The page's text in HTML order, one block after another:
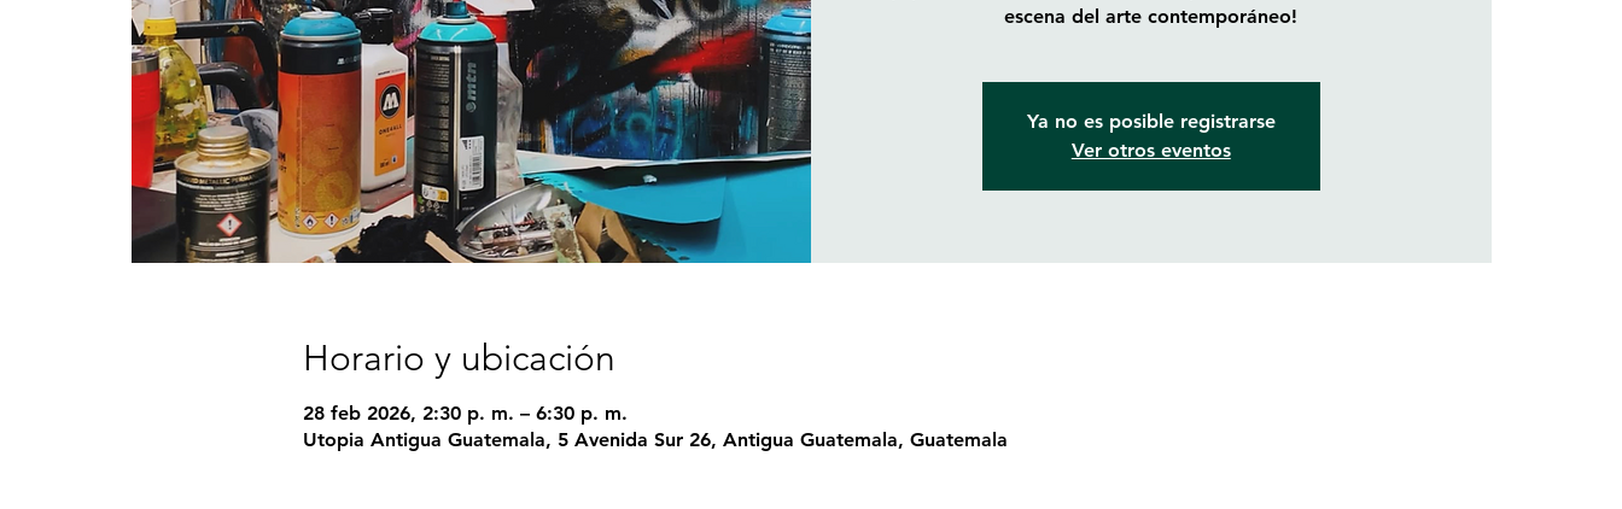
escena del arte contemporáneo!
Ya no es posible registrarse
Ver otros eventos
Horario y ubicación
28 feb 2026, 2:30 p. m. – 6:30 p. m.
Utopia Antigua Guatemala, 5 Avenida Sur 26, Antigua Guatemala, Guatemala